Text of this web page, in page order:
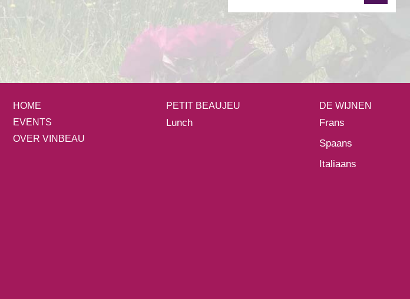
HOME
EVENTS
OVER VINBEAU
PETIT BEAUJEU
Lunch
DE WIJNEN
Frans
Spaans
Italiaans